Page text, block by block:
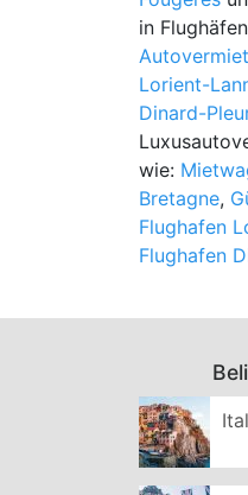
in
Lorient-
Dinard-
wie:
Bretagne,
Flughafen
Flughafen